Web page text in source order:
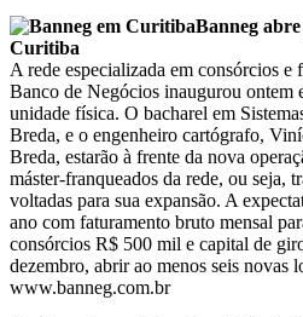
Banneg
Curitiba
A rede especializada em consórcios e
Banco de Negócios inaugurou ontem
unidade física. O bacharel em
Breda, e o engenheiro cartógrafo,
Breda, estarão à frente da nova
máster-franqueados da rede, ou seja,
voltadas para sua expansão. A
ano com faturamento bruto mensal
consórcios R$ 500 mil e capital de
dezembro, abrir ao menos seis novas
www.banneg.com.br